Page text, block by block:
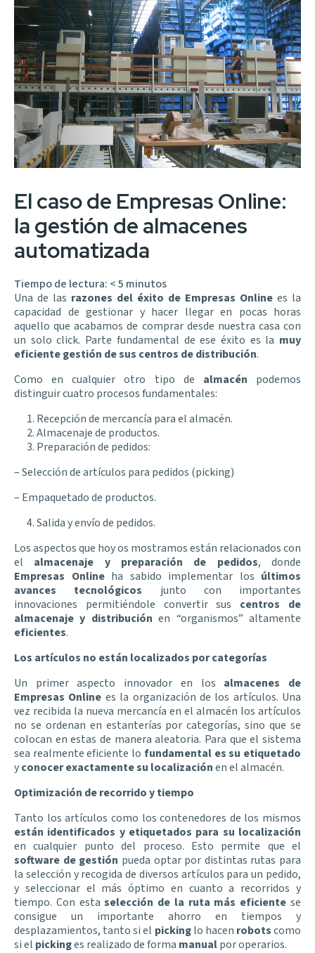
El caso de Empresas Online:
la gestión de almacenes
automatizada
Tiempo de lectura: < 5 minutos
Una de las razones del éxito de Empresas Online es la
capacidad de gestionar y hacer llegar en pocas horas
aquello que acabamos de comprar desde nuestra casa con
un solo click. Parte fundamental de ese éxito es la muy
eficiente gestión de sus centros de distribución.
Como en cualquier otro tipo de almacén podemos
distinguir cuatro procesos fundamentales:
Recepción de mercancía para el almacén.
Almacenaje de productos.
Preparación de pedidos:
– Selección de artículos para pedidos (picking)
– Empaquetado de productos.
Salida y envío de pedidos.
Los aspectos que hoy os mostramos están relacionados con
el almacenaje y preparación de pedidos, donde
Empresas Onlineha sabido implementar los últimos
avances tecnológicos junto con importantes
innovaciones permitiéndole convertir sus centros de
almacenaje y distribución en “organismos” altamente
eficientes.
Los artículos no están localizados por categorías
Un primer aspecto innovador en los almacenes de
Empresas Online es la organización de los artículos. Una
vez recibida la nueva mercancía en el almacén los artículos
no se ordenan en estanterías por categorías, sino que se
colocan en estas de manera aleatoria. Para que el sistema
sea realmente eficiente lo fundamental es su etiquetado
yconocer exactamente su localizaciónen el almacén.
Optimización de recorrido y tiempo
Tanto los artículos como los contenedores de los mismos
están identificados y etiquetados para su localización
en cualquier punto del proceso. Esto permite que el
software de gestión pueda optar por distintas rutas para
la selección y recogida de diversos artículos para un pedido,
y seleccionar el más óptimo en cuanto a recorridos y
tiempo. Con estaselección de la ruta más eficiente se
consigue un importante ahorro en tiempos y
desplazamientos, tanto si el pickinglo hacen robotscomo
si el pickinges realizado de forma manualpor operarios.